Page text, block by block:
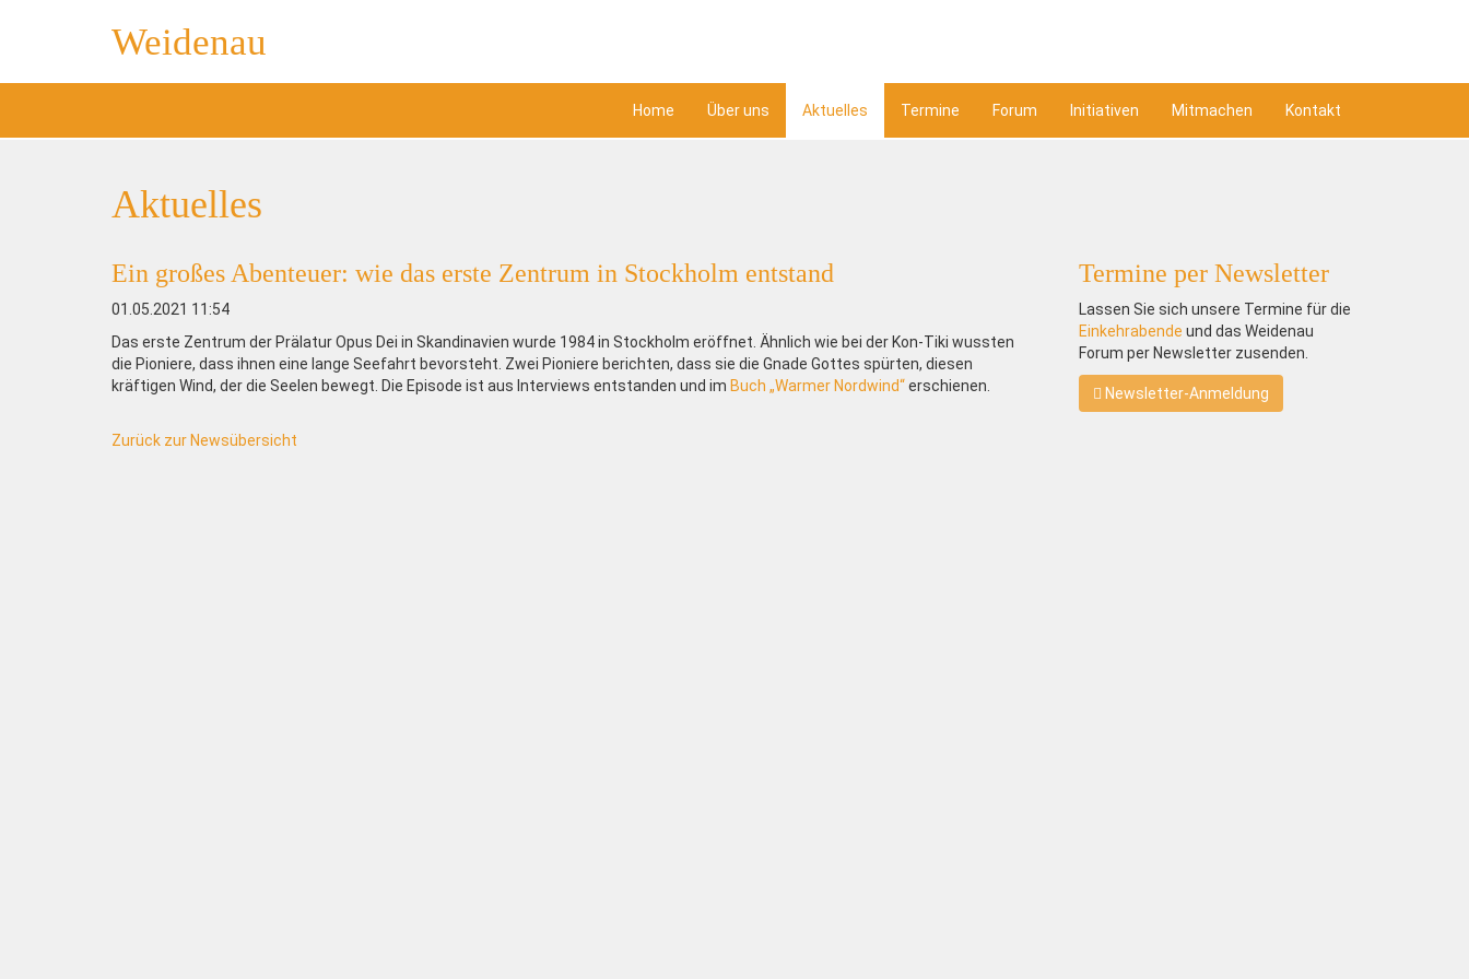
Weidenau
Home Über uns Aktuelles Termine Forum Initiativen Mitmachen Kontakt
Aktuelles
Ein großes Abenteuer: wie das erste Zentrum in Stockholm entstand
01.05.2021 11:54
Das erste Zentrum der Prälatur Opus Dei in Skandinavien wurde 1984 in Stockholm eröffnet. Ähnlich wie bei der Kon-Tiki wussten
die Pioniere, dass ihnen eine lange Seefahrt bevorsteht. Zwei Pioniere berichten, dass sie die Gnade Gottes spürten, diesen
kräftigen Wind, der die Seelen bewegt. Die Episode ist aus Interviews entstanden und im Buch „Warmer Nordwind“erschienen.
Zurück zur Newsübersicht
Termine per Newsletter
Lassen Sie sich unsere Termine für die
Einkehrabende und das Weidenau
Forum per Newsletter zusenden.
Newsletter-Anmeldung